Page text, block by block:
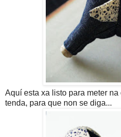
Aquí esta xa listo para meter
tenda, para que non se diga...